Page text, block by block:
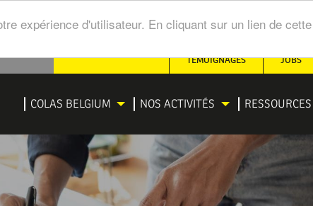
expérience d'utilisateur. En cliquant sur un lien de
COLAS BELGIUM NOS ACTIVITÉS
SECONDARY
NAVIGATION
TÉMOIGNAGES JOBS